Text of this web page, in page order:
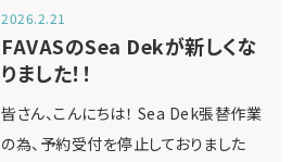
2026.2.21
FAVASのSea Dekが新しくな
りました！！
皆さん、こんにちは！ Sea Dek張替作業
の為、予約受付を停止しておりました